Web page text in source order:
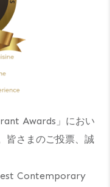
Awards」におい
皆さまのご投票、誠
Contemporary